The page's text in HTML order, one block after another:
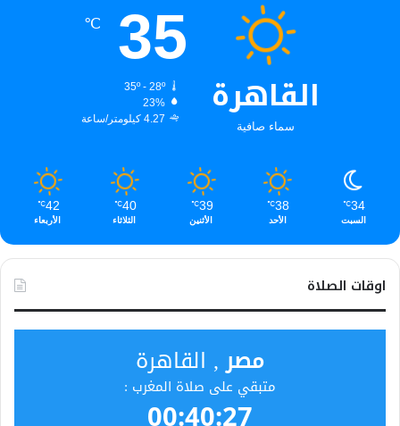
القاهرة
سماء صافية
35
℃
35º - 28º
23%
4.27 كيلومتر/ساعة
34
℃
السبت
38
℃
الأحد
39
℃
الأثنين
40
℃
الثلاثاء
42
℃
الأربعاء
اوقات الصلاة